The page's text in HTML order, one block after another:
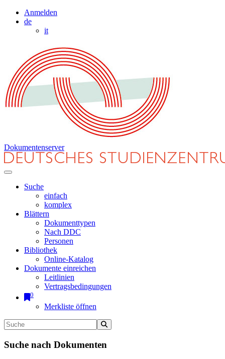
Anmelden
de
it
Dokumentenserver
Suche
einfach
komplex
Blättern
Dokumenttypen
Nach DDC
Personen
Bibliothek
Online-Katalog
Dokumente einreichen
Leitlinien
Vertragsbedingungen
0
Merkliste öffnen
Suche nach Dokumenten